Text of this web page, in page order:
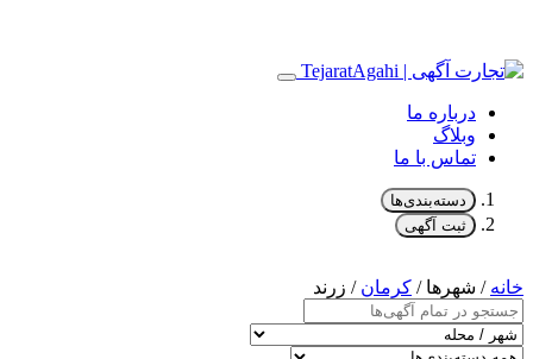
درباره ما
وبلاگ
تماس با ما
دسته‌بندی‌ها
ثبت آگهی
خانه / شهرها / کرمان / زرند